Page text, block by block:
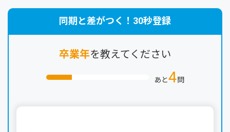
同期と差がつく！30秒登録
卒業年を教えてください
あと4問